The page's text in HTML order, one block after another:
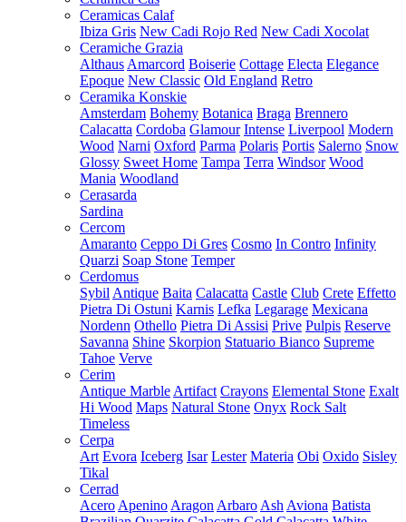
Ceramicas Calaf
Ibiza Gris New Cadi Rojo Red New Cadi Xocolat
Ceramiche Grazia
Althaus Amarcord Boiserie Cottage Electa Elegance
Epoque New Classic Old England Retro
Ceramika Konskie
Amsterdam Bohemy Botanica Braga Brennero
Calacatta Cordoba Glamour Intense Liverpool Modern
Wood Narni Oxford Parma Polaris Portis Salerno Snow
Glossy Sweet Home Tampa Terra Windsor Wood
Mania Woodland
Cerasarda
Sardina
Cercom
Amaranto Ceppo Di Gres Cosmo In Contro Infinity
Quarzi Soap Stone Temper
Cerdomus
Sybil Antique Baita Calacatta Castle Club Crete Effetto
Pietra Di Ostuni Karnis Lefka Legarage Mexicana
Nordenn Othello Pietra Di Assisi Prive Pulpis Reserve
Savanna Shine Skorpion Statuario Bianco Supreme
Tahoe Verve
Cerim
Antique Marble Artifact Crayons Elemental Stone Exalt
Hi Wood Maps Natural Stone Onyx Rock Salt
Timeless
Cerpa
Art Evora Iceberg Isar Lester Materia Obi Oxido Sisley
Tikal
Cerrad
Acero Apenino Aragon Arbaro Ash Aviona Batista